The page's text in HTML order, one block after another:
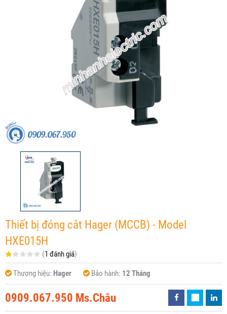
Thiết bị đóng cắt Hager (MCCB) - Model
HXE015H
(1 đánh giá)
Thương hiệu: Hager Bảo hành: 12 Tháng
0909.067.950 Ms.Châu